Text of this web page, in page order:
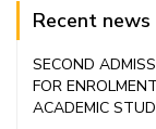
Recent news
SECOND
FOR
ACADEMIC